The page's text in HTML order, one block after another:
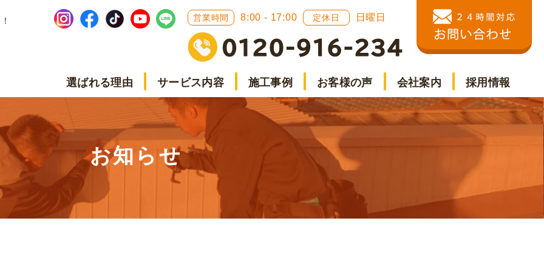
営業時間 8:00 - 17:00 定休日 日曜日
選ばれる理由 サービス内容 施工事例 お客様の声 会社案内 採用情報
お知らせ